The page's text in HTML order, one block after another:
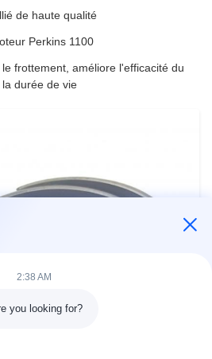
de haute qualité
Perkins 1100
le frottement, améliore l'efficacité du
durée de vie
2:38 AM
you looking for?